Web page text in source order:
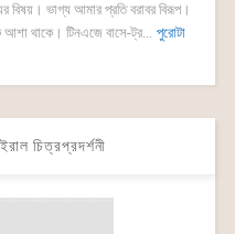
বিষয়। ভাগ্য আমার প্রতি বরাবর বিরূপ।
থাকে। টিনএজে বাসে-ট্র... পুরোটা
চিত্রপ্রদর্শনী